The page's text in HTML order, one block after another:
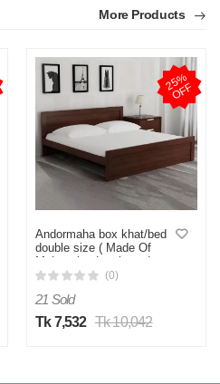
More Products
2
5
%
O
F
F
Andormaha box khat/bed
double size ( Made Of
Melamaine Laminated
Board)
(0)
21 Sold
Tk 7,532 Tk 10,042